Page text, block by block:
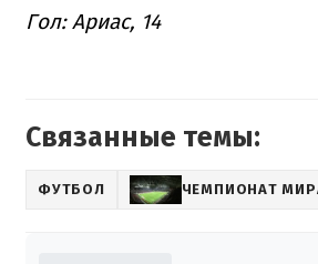
Гол: Ариас, 14
Связанные темы:
ФУТБОЛ ЧЕМПИОНАТ